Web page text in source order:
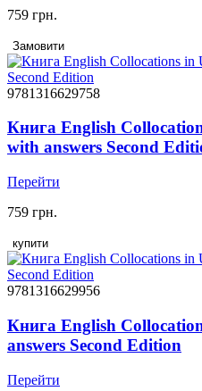
759 грн.
Замовити
9781316629758
Книга English
with answers Second
Перейти
759 грн.
купити
9781316629956
Книга English
answers Second Edition
Перейти